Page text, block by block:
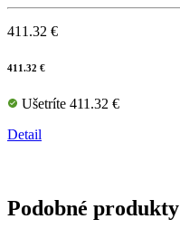
411.32 €
411.32 €
Ušetríte 411.32 €
Detail
Podobné produkty